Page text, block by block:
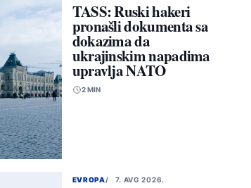
TASS: Ruski hakeri
pronašli dokumenta sa
dokazima da
ukrajinskim napadima
upravlja NATO
2 MIN
EVROPA 7. AVG 2026.